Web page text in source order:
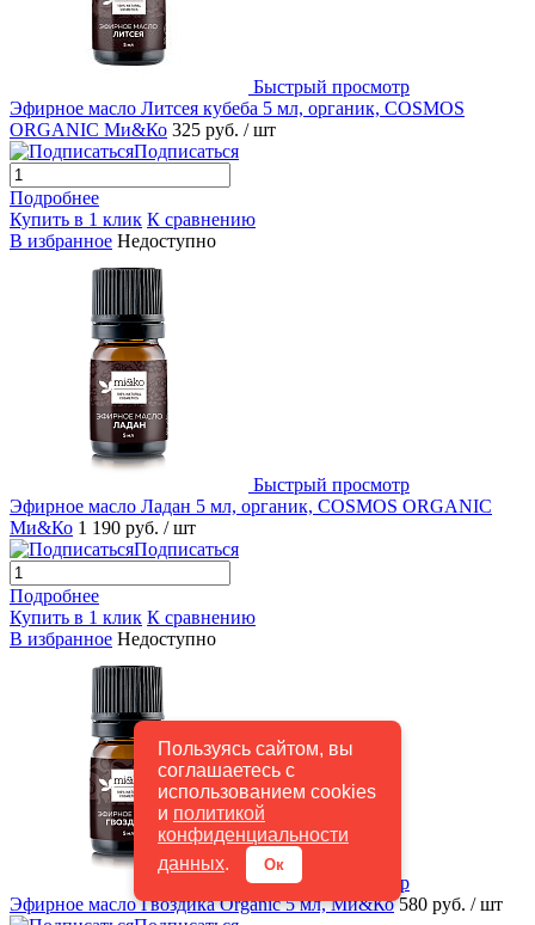
Пользуясь сайтом, вы
соглашаетесь с
использованием cookies
и политикой
конфиденциальности
данных. Ок
Быстрый просмотр
Эфирное масло Литсея кубеба 5 мл, органик, COSMOS
ORGANIC Ми&Ко 325 руб. / шт
Подписаться
Подробнее
Купить в 1 клик К сравнению
В избранное Недоступно
Быстрый просмотр
Эфирное масло Ладан 5 мл, органик, COSMOS ORGANIC
Ми&Ко 1 190 руб. / шт
Подписаться
Подробнее
Купить в 1 клик К сравнению
В избранное Недоступно
Быстрый просмотр
Эфирное масло Гвоздика Organic 5 мл, Ми&Ко 580 руб. / шт